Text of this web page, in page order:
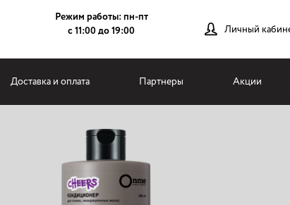
Режим работы: пн-пт
с 11:00 до 19:00
Личный
Доставка и оплата Партнеры Акции